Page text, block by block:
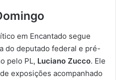
em Encantado segue
do deputado federal e pré-
pelo PL, Luciano Zucco. Ele
exposições acompanhado